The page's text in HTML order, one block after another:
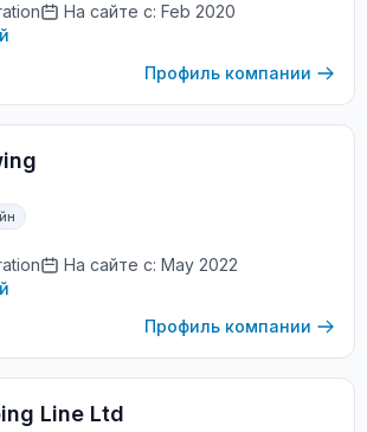
На сайте с: Feb 2020
Профиль компании
На сайте с: May 2022
Профиль компании
Line Ltd